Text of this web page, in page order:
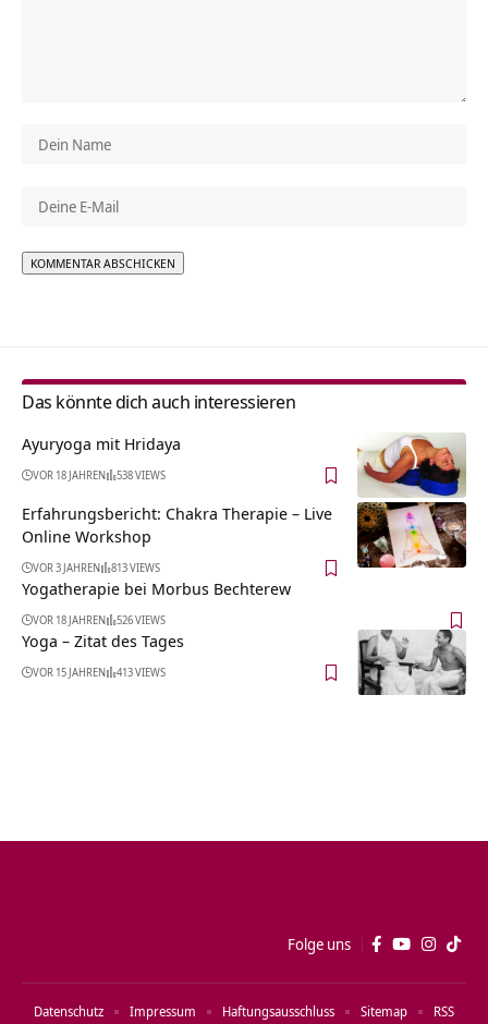
Das könnte dich auch interessieren
Ayuryoga mit Hridaya
VOR 18 JAHREN 538 VIEWS
Erfahrungsbericht: Chakra Therapie – Live
Online Workshop
VOR 3 JAHREN 813 VIEWS
Yogatherapie bei Morbus Bechterew
VOR 18 JAHREN 526 VIEWS
Yoga – Zitat des Tages
VOR 15 JAHREN 413 VIEWS
Folge uns
Datenschutz Impressum Haftungsausschluss Sitemap RSS